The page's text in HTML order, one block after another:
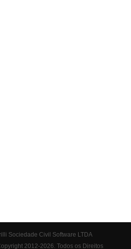
Sociedade Civil Software LTDA
2012-2026. Todos os Direitos